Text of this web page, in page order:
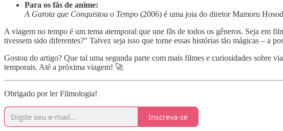
Para os fãs de anime:
A Garota que Conquistou o Tempo (2006) é uma joia do diretor Mamoru
A viagem no tempo é um tema atemporal que une fãs de todos os gêneros. Seja em
tivessem sido diferentes?" Talvez seja isso que torne essas histórias tão mágicas – a
Gostou do artigo? Que tal uma segunda parte com mais filmes e curiosidades sobre
temporais. Até a próxima viagem! 🚀
Obrigado por ler Filmologia!
Inscreva-se